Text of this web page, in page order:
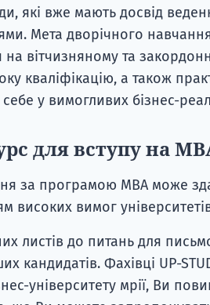
які вже мають досвід
Мета дворічного
на вітчизняному та
кваліфікацію, а також
у вимогливих бізнес-
для вступу на
за програмою MBA може
високих вимог
листів до питань для
кандидатів. Фахівці UP-
університету мрії, Ви